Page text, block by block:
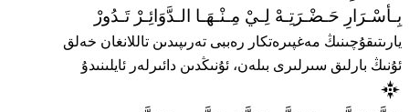
بِـأسْـرَارِ حَـضْـرَتِـهْ لِـيْ مِـنْـهَـا الـدَّوَائِـرْ تَـدُورْ
يارىتىقۇچىنىڭ مەغپىرەتكار رەببى تەرىپىدىن تاللانغان خەلق
ئۇنىڭ بارلىق سىرلىرى بىلەن، ئۇنىڭدىن دائىرلەر ئايلىنىدۇ